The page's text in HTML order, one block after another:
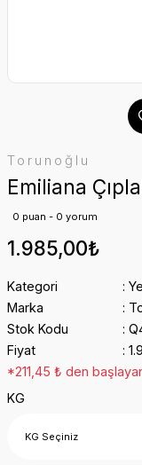
Torunoğlu
Emiliana
0 puan - 0 yorum
1.985,00₺
Kategori
Marka
Stok Kodu
Fiyat
*211,45 ₺ den
KG